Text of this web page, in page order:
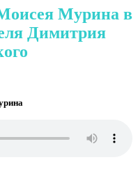
Мурина в
Димитрия